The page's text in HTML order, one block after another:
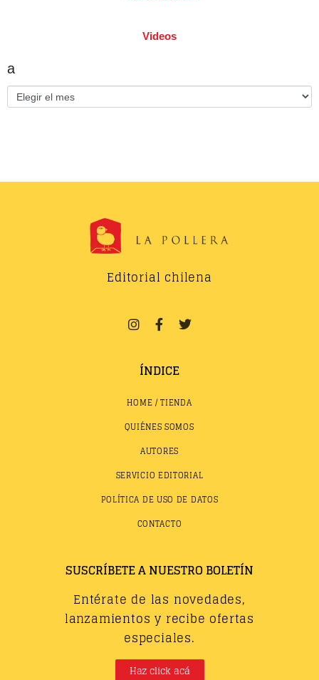
Videos
a
Editorial chilena
ÍNDICE
HOME / TIENDA
QUIÉNES SOMOS
AUTORES
SERVICIO EDITORIAL
POLÍTICA DE USO DE DATOS
CONTACTO
SUSCRÍBETE A NUESTRO BOLETÍN
Entérate de las novedades,
lanzamientos y recibe ofertas
especiales.
Haz click acá